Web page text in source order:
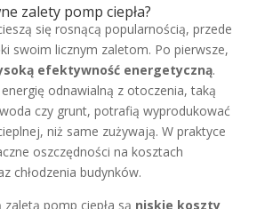
zalety pomp ciepła?
się rosnącą popularnością, przede
swoim licznym zaletom. Po pierwsze,
efektywność energetyczną.
odnawialną z otoczenia, taką
czy grunt, potrafią wyprodukować
niż same zużywają. W praktyce
oszczędności na kosztach
chłodzenia budynków.
pomp ciepła są niskie koszty